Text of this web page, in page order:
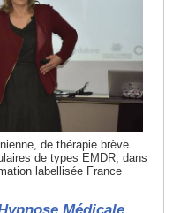
de thérapie brève
de types EMDR, dans
labellisée France